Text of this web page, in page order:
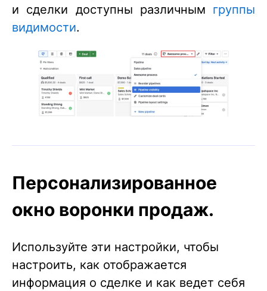
и сделки доступны различным группы
видимости.
Персонализированное
окно воронки продаж.
Используйте эти настройки, чтобы
настроить, как отображается
информация о сделке и как ведет себя